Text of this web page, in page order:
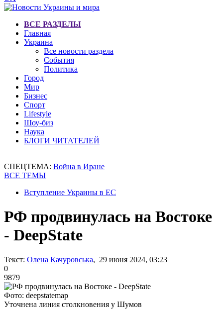
ВСЕ РАЗДЕЛЫ
Главная
Украина
Все новости раздела
События
Политика
Город
Мир
Бизнес
Спорт
Lifestyle
Шоу-биз
Наука
БЛОГИ ЧИТАТЕЛЕЙ
СПЕЦТЕМА: Война в Иране
ВСЕ ТЕМЫ
Вступление Украины в ЕС
РФ продвинулась на Востоке
- DeepState
Текст: Олена Качуровська, 29 июня 2024, 03:23
0
9879
Фото: deepstatemap
Уточнена линия столкновения у Шумов